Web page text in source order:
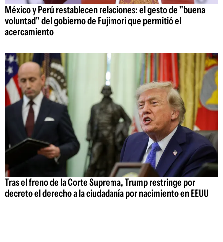
México y Perú restablecen relaciones: el gesto de "buena
voluntad" del gobierno de Fujimori que permitió el
acercamiento
Tras el freno de la Corte Suprema, Trump restringe por
decreto el derecho a la ciudadanía por nacimiento en EEUU